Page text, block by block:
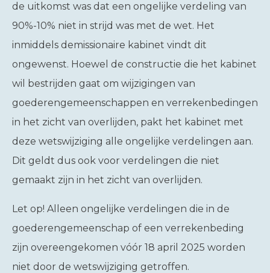
de uitkomst was dat een ongelijke verdeling van
90%-10% niet in strijd was met de wet. Het
inmiddels demissionaire kabinet vindt dit
ongewenst. Hoewel de constructie die het kabinet
wil bestrijden gaat om wijzigingen van
goederengemeenschappen en verrekenbedingen
in het zicht van overlijden, pakt het kabinet met
deze wetswijziging alle ongelijke verdelingen aan.
Dit geldt dus ook voor verdelingen die niet
gemaakt zijn in het zicht van overlijden.
Let op! Alleen ongelijke verdelingen die in de
goederengemeenschap of een verrekenbeding
zijn overeengekomen vóór 18 april 2025 worden
niet door de wetswijziging getroffen.